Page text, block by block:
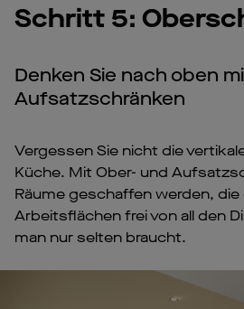
Schritt 5:
Denken Sie nach oben
Aufsatzschränken
Vergessen Sie nicht die
Küche. Mit Ober- und
Räume geschaffen werden,
Arbeitsflächen frei von all den
man nur selten braucht.